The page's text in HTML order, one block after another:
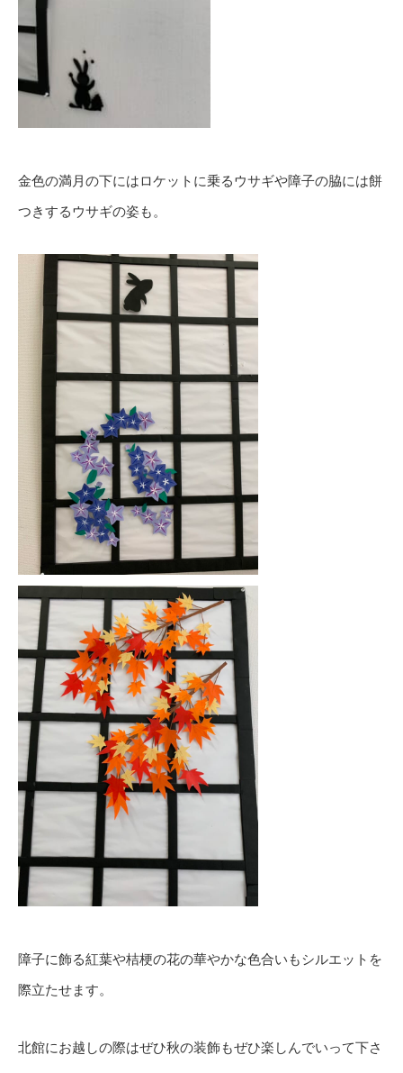
金色の満月の下にはロケットに乗るウサギや障子の脇には餅
つきするウサギの姿も。
障子に飾る紅葉や桔梗の花の華やかな色合いもシルエットを
際立たせます。
北館にお越しの際はぜひ秋の装飾もぜひ楽しんでいって下さ